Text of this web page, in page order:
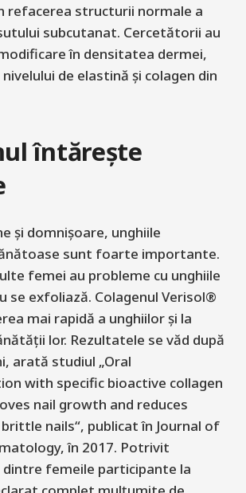
refacerea structurii normale a
subcutanat. Cercetătorii au
în densitatea dermei,
de elastină și colagen din
întărește
și domnișoare, unghiile
sunt foarte importante.
femei au probleme cu unghiile
se exfoliază. Colagenul Verisol®
mai rapidă a unghiilor și la
lor. Rezultatele se văd după
arată studiul „Oral
with specific bioactive collagen
nail growth and reduces
nails“, publicat în Journal of
în 2017. Potrivit
dintre femeile participante la